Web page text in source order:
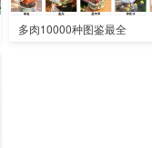
多肉10000种图鉴最全